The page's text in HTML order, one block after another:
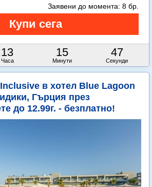
13
Часа
15
Минути
45
Секунди
Заявени до момента: 8 бр.
в хотел Blue Lagoon
Гърция през
до 12.99г. - безплатно!